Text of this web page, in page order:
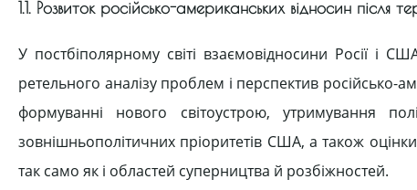
1.1. Розвиток російсько-американських відносин після
У постбіполярному світі взаємовідносини Росії і
ретельного аналізу проблем і перспектив російсько-
формуванні нового світоустрою, утримування
зовнішньополітичних пріоритетів США, а також
так само як і областей суперництва й розбіжностей.